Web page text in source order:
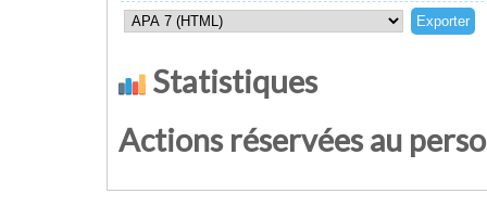
Statistiques
Actions réservées au